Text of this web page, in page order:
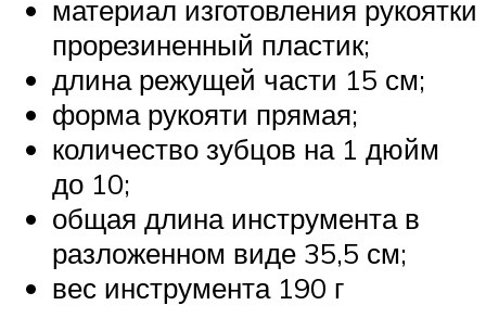
материал изготовления рукоятки
прорезиненный пластик;
длина режущей части 15 см;
форма рукояти прямая;
количество зубцов на 1 дюйм
до 10;
общая длина инструмента в
разложенном виде 35,5 см;
вес инструмента 190 г